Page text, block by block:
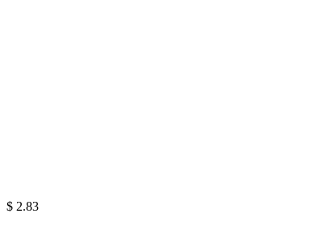
$ 2.83